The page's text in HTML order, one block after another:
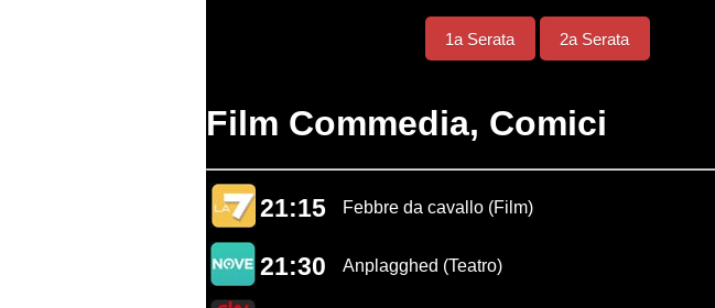
1a Serata 2a Serata
Film Commedia, Comici
21:15 Febbre da cavallo (Film)
21:30 Anplagghed (Teatro)